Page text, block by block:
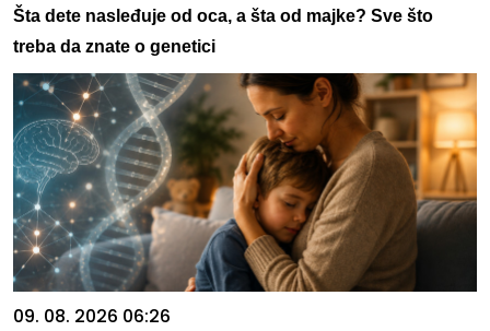
Šta dete nasleđuje od oca, a šta od majke? Sve što
treba da znate o genetici
09. 08. 2026 06:26